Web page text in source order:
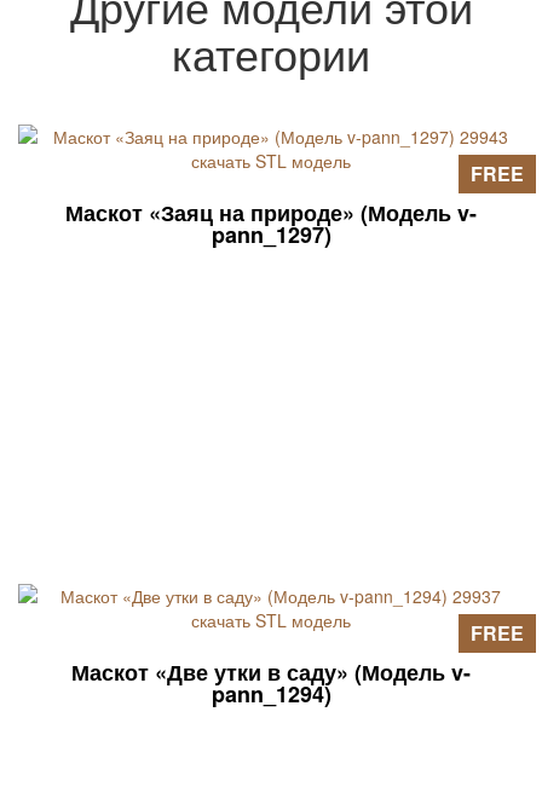
на страницах сайта).категории
Маскот «Заяц на природе» (Модель v-
pann_1297)
FREE
Маскот «Две утки в саду» (Модель v-
pann_1294)
FREE